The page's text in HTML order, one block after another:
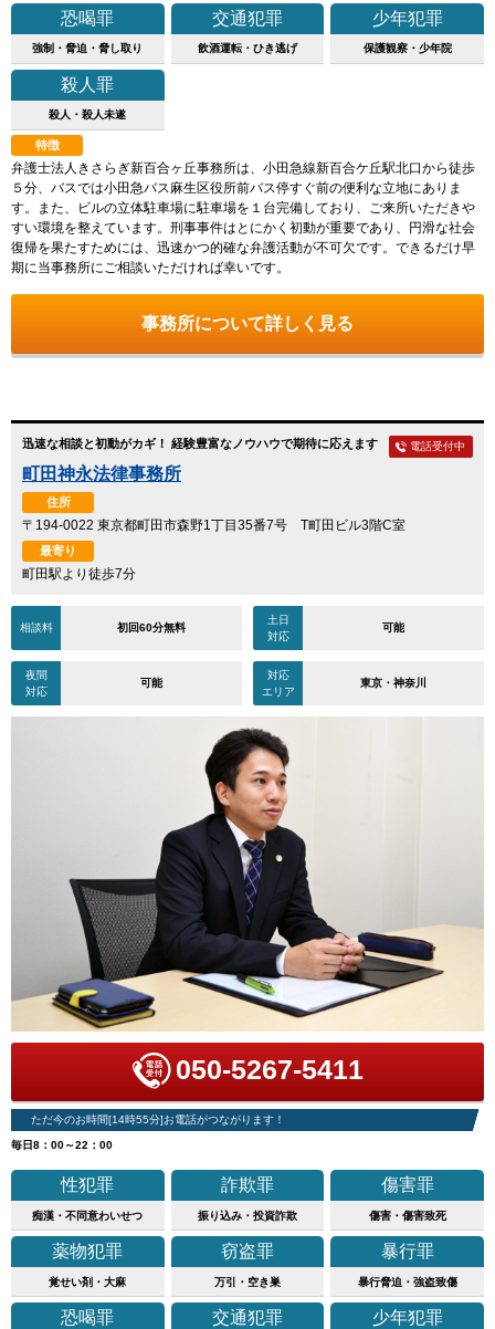
恐喝罪
強制・脅迫・脅し取り
交通犯罪
飲酒運転・ひき逃げ
少年犯罪
保護観察・少年院
殺人罪
殺人・殺人未遂
特徴
弁護士法人きさらぎ新百合ヶ丘事務所は、小田急線新百合ケ丘駅北口から徒歩
５分、バスでは小田急バス麻生区役所前バス停すぐ前の便利な立地にありま
す。また、ビルの立体駐車場に駐車場を１台完備しており、ご来所いただきや
すい環境を整えています。刑事事件はとにかく初動が重要であり、円滑な社会
復帰を果たすためには、迅速かつ的確な弁護活動が不可欠です。できるだけ早
期に当事務所にご相談いただければ幸いです。
事務所について詳しく見る
迅速な相談と初動がカギ！ 経験豊富なノウハウで期待に応えます
町田神永法律事務所
住所
〒194-0022 東京都町田市森野1丁目35番7号 T町田ビル3階C室
最寄り
町田駅より徒歩7分
電話受付中
相談料 初回60分無料
土日
対応
可能
夜間
対応
可能
対応
エリア
東京・神奈川
050-5267-5411
ただ今のお時間[14時55分]お電話がつながります！
毎日8：00～22：00
性犯罪
痴漢・不同意わいせつ
詐欺罪
振り込み・投資詐欺
傷害罪
傷害・傷害致死
薬物犯罪
覚せい剤・大麻
窃盗罪
万引・空き巣
暴行罪
暴行脅迫・強盗致傷
恐喝罪 交通犯罪 少年犯罪